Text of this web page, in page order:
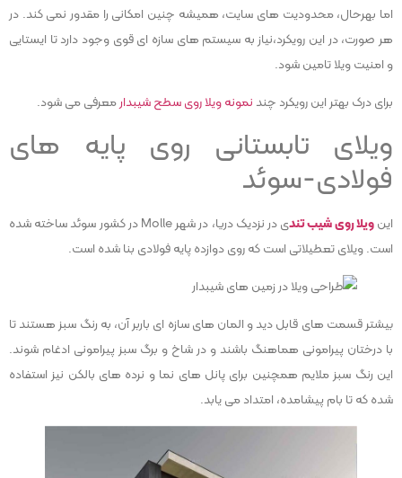
اما بهرحال، محدودیت های سایت، همیشه چنین امکانی را مقدور نمی کند. در
هر صورت، در این رویکرد،نیاز به سیستم های سازه ای قوی وجود دارد تا ایستایی
و امنیت ویلا تامین شود.
برای درک بهتر این رویکرد چند نمونه ویلا روی سطح شیبدارمعرفی می شود.
ویلای تابستانی روی پایه های
فولادی-سوئد
اینویلا روی شیب تند
ی در نزدیک دریا، در شهر Molle در کشور سوئد ساخته شده
است. ویلای تعطیلاتی است که روی دوازده پایه فولادی بنا شده است.
بیشتر قسمت های قابل دید و المان های سازه ای باربر آن، به رنگ سبز هستند تا
با درختان پیرامونی هماهنگ باشند و در شاخ و برگ سبز پیرامونی ادغام شوند.
این رنگ سبز ملایم همچنین برای پانل های نما و نرده های بالکن نیز استفاده
شده که تا بام پیشامده، امتداد می یابد.